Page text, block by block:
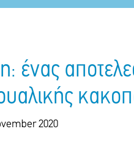
ένας
2020